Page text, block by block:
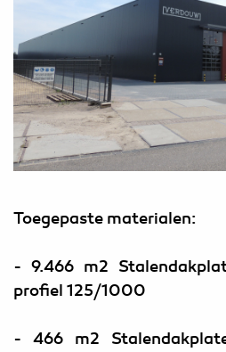
Toegepaste materialen:
- 9.466 m2
profiel 125/1000
- 466 m2